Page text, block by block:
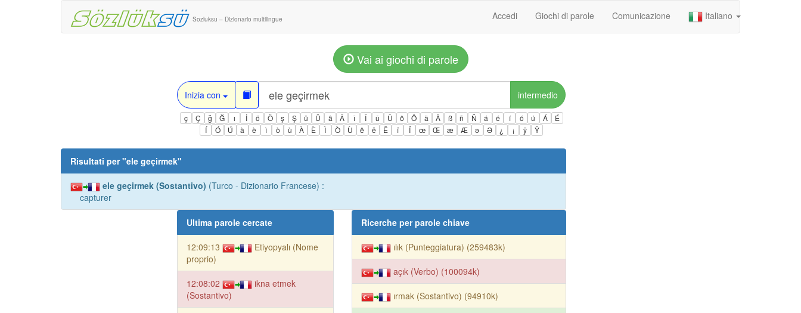
Sozluksu – Dizionario multilingue Accedi Giochi di parole Comunicazione Italiano
Vai ai giochi di parole
Inizia con intermedio
ç Ç ğ Ğ ı İ ö Ö ş Ş ü Ü â Â î Î û Û ô Ô ä Ä ß ñ Ñ á é í ó ú Á
É
Í
Ó Ú à è ì ò ù À È Ì Ò Ù ê ë Ë ï Ï œ Œ æ Æ ə Ə ¿ ¡ ÿ Ÿ
Risultati per "ele geçirmek"
ele geçirmek (Sostantivo) (Turco - Dizionario Francese) :
capturer
Ultima parole cercate
12:09:13
Etiyopyalı (Nome
proprio)
12:08:02
ikna etmek
(Sostantivo)
Ricerche per parole chiave
ılık (Punteggiatura) (259483k)
açık (Verbo) (100094k)
ırmak (Sostantivo) (94910k)